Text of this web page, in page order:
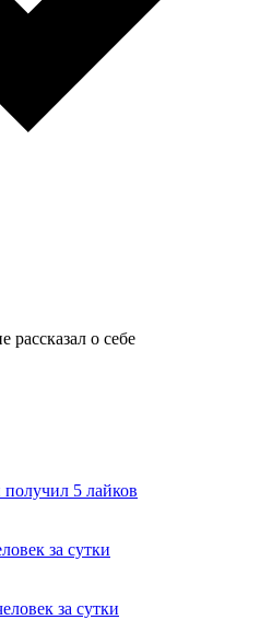
рассказал о себе
получил 5 лайков
за сутки
за сутки